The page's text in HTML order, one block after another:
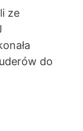
ze
do